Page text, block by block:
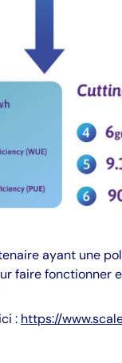
ayant une
faire fonctionner
: https://